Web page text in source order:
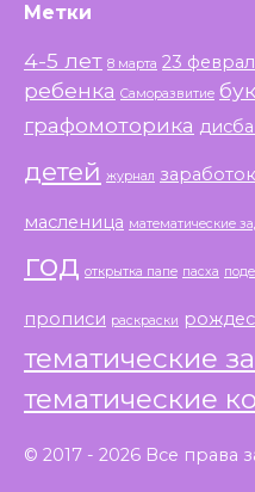
Метки
4-5 лет 8 марта 23
ребенка Саморазвитие
графомоторика
детей журнал
масленица математические
год открытка папе пасха
прописи раскраски
тематические
тематические
© 2017 - 2026 Все права